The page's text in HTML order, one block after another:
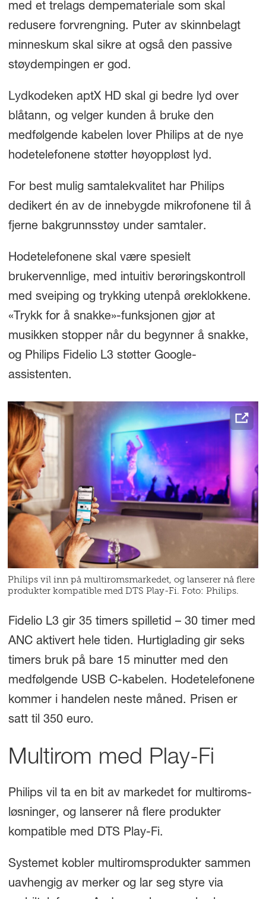
med et trelags dempemateriale som skal
redusere forvrengning. Puter av skinnbelagt
minneskum skal sikre at også den passive
støydempingen er god.
Lydkodeken aptX HD skal gi bedre lyd over
blåtann, og velger kunden å bruke den
medfølgende kabelen lover Philips at de nye
hodetelefonene støtter høyoppløst lyd.
For best mulig samtalekvalitet har Philips
dedikert én av de innebygde mikrofonene til å
fjerne bakgrunnsstøy under samtaler.
Hodetelefonene skal være spesielt
brukervennlige, med intuitiv berøringskontroll
med sveiping og trykking utenpå øreklokkene.
«Trykk for å snakke»-funksjonen gjør at
musikken stopper når du begynner å snakke,
og Philips Fidelio L3 støtter Google-
assistenten.
Philips vil inn på multiromsmarkedet, og lanserer nå flere
produkter kompatible med DTS Play-Fi. Foto: Philips.
Fidelio L3 gir 35 timers spilletid – 30 timer med
ANC aktivert hele tiden. Hurtiglading gir seks
timers bruk på bare 15 minutter med den
medfølgende USB C-kabelen. Hodetelefonene
kommer i handelen neste måned. Prisen er
satt til 350 euro.
Multirom med Play-Fi
Philips vil ta en bit av markedet for multiroms-
løsninger, og lanserer nå flere produkter
kompatible med DTS Play-Fi.
Systemet kobler multiromsprodukter sammen
uavhengig av merker og lar seg styre via